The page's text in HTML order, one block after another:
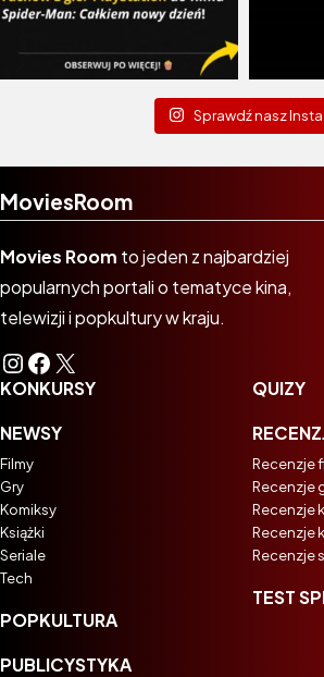
Sprawdź nasz Insta
MoviesRoom
Movies Room to jeden z najbardziej
popularnych portali o tematyce kina,
telewizji i popkultury w kraju.
Instagram
Facebook
X
KONKURSY
NEWSY
Filmy
Gry
Komiksy
Książki
Seriale
Tech
POPKULTURA
PUBLICYSTYKA
QUIZY
Recenzje
Recenzje
Recenzje
Recenzje
Recenzje
TEST